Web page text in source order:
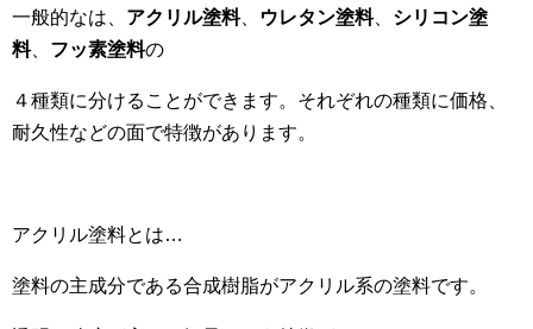
一般的なは、 アクリル塗料、 ウレタン塗料、 シリコン塗
料、 フッ素塗料の
４種類に分けることができます。それぞれの種類に価格、
耐久性などの面で特徴があります。
アクリル塗料とは…
塗料の主成分である合成樹脂がアクリル系の塗料です。